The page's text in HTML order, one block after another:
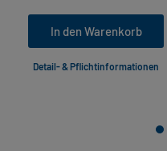
In den Warenkorb
Detail- & Pflichtinformationen